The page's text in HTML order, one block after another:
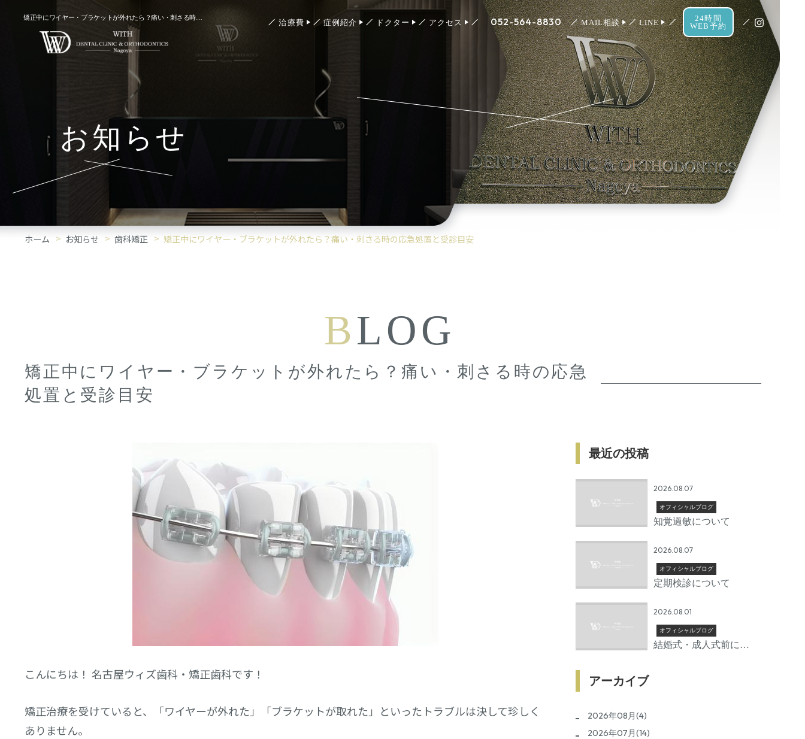
治療費 症例紹介 ドクター アクセス 052-564-8830 MAIL相談 LINE
24時間
WEB予約
お知らせ
ホーム お知らせ 歯科矯正 矯正中にワイヤー・ブラケットが外れたら？痛い・刺さる時の応急処置と受診目安
BLOG
矯正中にワイヤー・ブラケットが外れたら？痛い・刺さる時の応急
処置と受診目安
こんにちは！ 名古屋ウィズ歯科・矯正歯科です！
矯正治療を受けていると、「ワイヤーが外れた」「ブラケットが取れた」といったトラブルは決して珍しく
ありません。
最近の投稿
2026.08.07
オフィシャルブログ
知覚過敏について
2026.08.07
オフィシャルブログ
定期検診について
2026.08.01
オフィシャルブログ
結婚式・成人式前に矯
アーカイブ
2026年08月(4)
2026年07月(14)